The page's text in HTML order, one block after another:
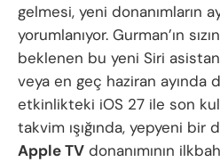
gelmesi, yeni donanımların
yorumlanıyor. Gurman’ın
beklenen bu yeni Siri
veya en geç haziran ayında
etkinlikteki iOS 27 ile son
takvim ışığında, yepyeni bir
Apple TV donanımının